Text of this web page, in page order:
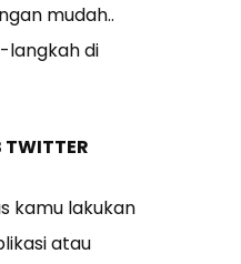
mudah..
langkah di
TWITTER
kamu lakukan
atau